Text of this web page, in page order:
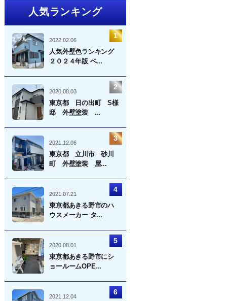
人気ランキング
2022.02.06
人気外壁色ランキング
２０２４年版 ベ...
2020.08.03
東京都 日の出町 S様
邸 外壁塗装 ...
2021.12.06
東京都 立川市 砂川
町 外壁塗装 屋...
2021.07.21
東京都あきる野市のハ
ウスメーカー タ...
2020.08.01
東京都あきる野市にシ
ョールームOPE...
2021.12.04